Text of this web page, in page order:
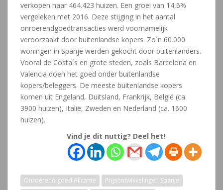
verkopen naar 464.423 huizen. Een groei van 14,6%
vergeleken met 2016. Deze stijging in het aantal
onroerendgoedtransacties werd voornamelijk
veroorzaakt door buitenlandse kopers. Zo´n 60.000
woningen in Spanje werden gekocht door buitenlanders.
Vooral de Costa´s en grote steden, zoals Barcelona en
Valencia doen het goed onder buitenlandse
kopers/beleggers. De meeste buitenlandse kopers
komen uit Engeland, Duitsland, Frankrijk, België (ca.
3900 huizen), Italië, Zweden en Nederland (ca. 1600
huizen).
Vind je dit nuttig? Deel het!
Onroerend goed Alicante
Prijsontwikkelingen Spanje